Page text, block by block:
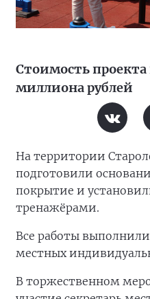
Стоимость
миллиона рублей
На территории
подготовили
покрытие и
тренажёрами.
Все работы
местных
В торжественном